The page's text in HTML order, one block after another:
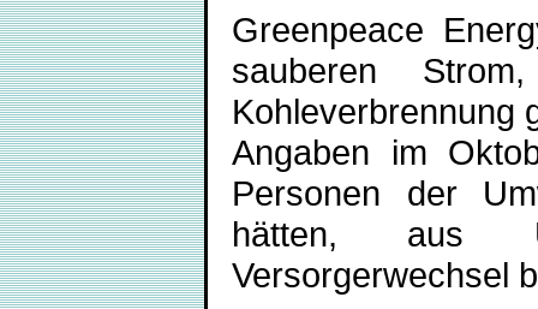
Greenpeace
sauberen
Kohleverbrennung
Angaben im
Personen der
hätten, aus
Versorgerwechsel